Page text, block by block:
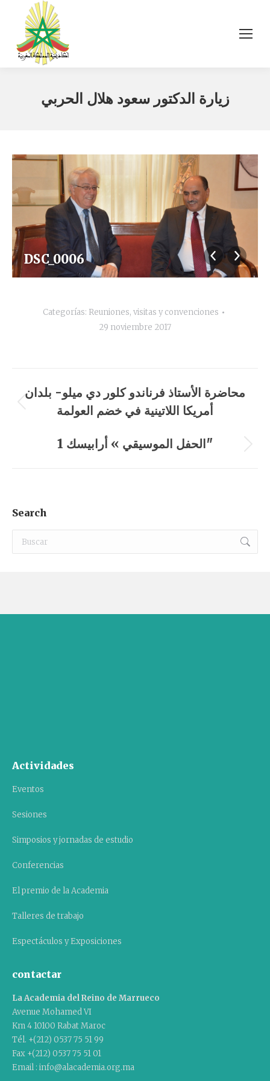
زيارة الدكتور سعود هلال الحربي
DSC_0006
Categorías: Reuniones, visitas y convenciones
29 noviembre 2017
Navegación
entre
álbumes
Álbum
محاضرة الأستاذ فرناندو كلور دي ميلو- بلدان
أمريكا اللاتينية في خضم العولمة
Álbum
الحفل الموسيقي » أرابيسك 1″
Search
Buscar:
Actividades
Eventos
Sesiones
Simposios y jornadas de estudio
Conferencias
El premio de la Academia
Talleres de trabajo
Espectáculos y Exposiciones
contactar
La Academia del Reino de Marrueco
Avenue Mohamed VI
Km 4 10100 Rabat Maroc
Tél. +(212) 0537 75 51 99
Fax +(212) 0537 75 51 01
Email : info@alacademia.org.ma